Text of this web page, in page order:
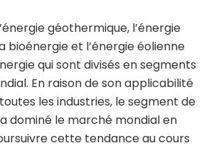
géothermique, l’énergie
bioénergie et l’énergie éolienne
qui sont divisés en segments
En raison de son applicabilité
les industries, le segment de
dominé le marché mondial en
cette tendance au cours